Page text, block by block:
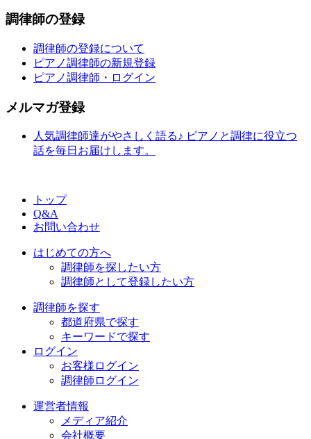
調律師の登録
調律師の登録について
ピアノ調律師の新規登録
ピアノ調律師・ログイン
メルマガ登録
人気調律師達がやさしく語る♪ ピアノと調律に役立つ
話を毎日お届けします。
トップ
Q&A
お問い合わせ
はじめての方へ
調律師を探したい方
調律師として登録したい方
調律師を探す
都道府県で探す
キーワードで探す
ログイン
お客様ログイン
調律師ログイン
運営者情報
メディア紹介
会社概要